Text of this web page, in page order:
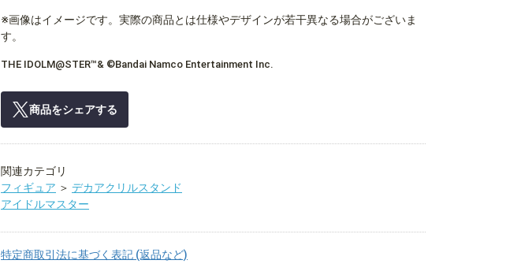
※画像はイメージです。実際の商品とは仕様やデザインが若干異なる場合がございま
す。
THE IDOLM@STER™& ©Bandai Namco Entertainment Inc.
商品をシェアする
関連カテゴリ
フィギュア ＞ デカアクリルスタンド
アイドルマスター
特定商取引法に基づく表記 (返品など)